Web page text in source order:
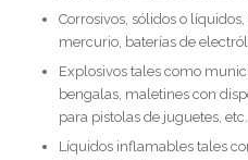
Corrosivos, sólidos o
mercurio, baterías de
Explosivos tales como
bengalas, maletines con
para pistolas de juguetes, etc.
Líquidos inflamables tales